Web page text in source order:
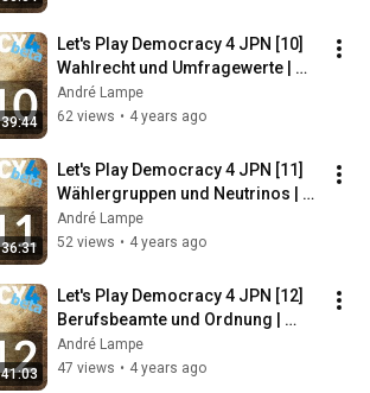
39:44
Let's Play Democracy 4 JPN [10]
Wahlrecht und Umfragewerte |
#Dienstagspolitik mit Romy
Höhne
André Lampe
62 views • 4 years ago
36:31
Let's Play Democracy 4 JPN [11]
Wählergruppen und Neutrinos |
#Dienstagspolitik mit Romy
Höhne
André Lampe
52 views • 4 years ago
41:03
Let's Play Democracy 4 JPN [12]
Berufsbeamte und Ordnung |
#Dienstagspolitik mit Romy
Höhne
André Lampe
47 views • 4 years ago